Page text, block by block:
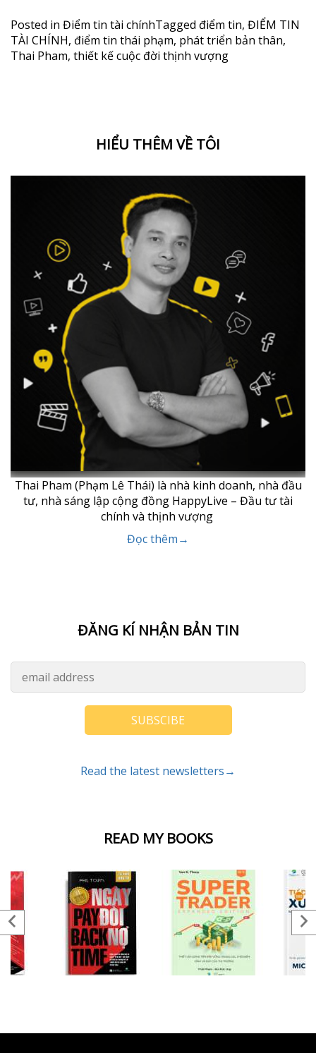
READ MY BOOKS
Posted in Điểm tin tài chínhTagged điểm tin, ĐIỂM TIN
TÀI CHÍNH, điểm tin thái phạm, phát triển bản thân,
Thai Pham, thiết kế cuộc đời thịnh vượng
HIỂU THÊM VỀ TÔI
Thai Pham (Phạm Lê Thái) là nhà kinh doanh, nhà đầu
tư, nhà sáng lập cộng đồng HappyLive – Đầu tư tài
chính và thịnh vượng
Đọc thêm→
ĐĂNG KÍ NHẬN BẢN TIN
SUBSCIBE
Read the latest newsletters→